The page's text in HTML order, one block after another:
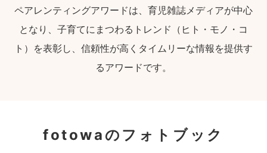
ペアレンティングアワードは、育児雑誌メディアが中心
となり、子育てにまつわるトレンド（ヒト・モノ・コ
ト）を表彰し、信頼性が高くタイムリーな情報を提供す
るアワードです。
fotowaのフォトブック